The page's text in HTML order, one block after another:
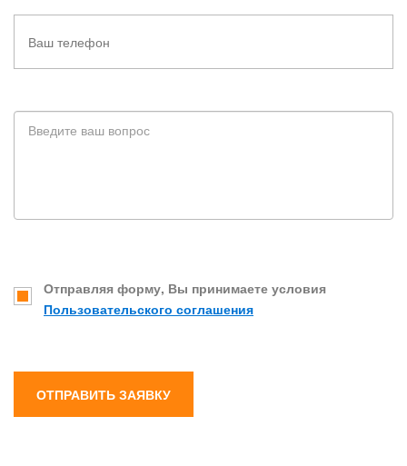
Отправляя форму, Вы принимаете условия
Пользовательского соглашения
ОТПРАВИТЬ ЗАЯВКУ